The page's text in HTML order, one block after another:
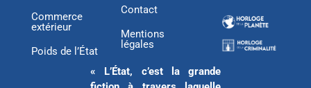
Commerce
extérieur
Poids de l’État
Contact
Mentions
légales
t
t
e
o
k
d
i
n
« L’État, c’est la grande